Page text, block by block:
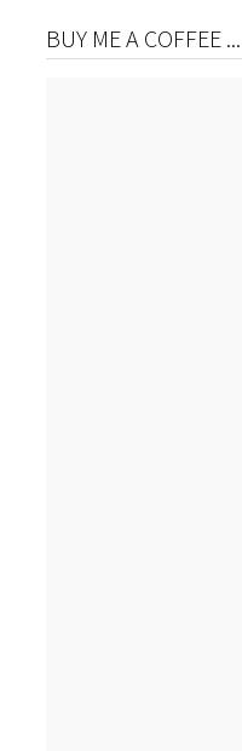
BUY ME A COFFEE ...